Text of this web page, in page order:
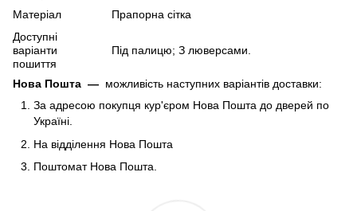
Матеріал
Прапорна сітка
Доступні
варіанти
пошиття
Під палицю; З люверсами.
Нова Пошта — можливість наступних варіантів доставки:
За адресою покупця кур'єром Нова Пошта до дверей по
Україні.
На відділення Нова Пошта
Поштомат Нова Пошта.